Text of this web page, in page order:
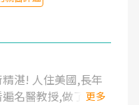
湛! 人住美國,長年
名醫教授,做了各種
更多